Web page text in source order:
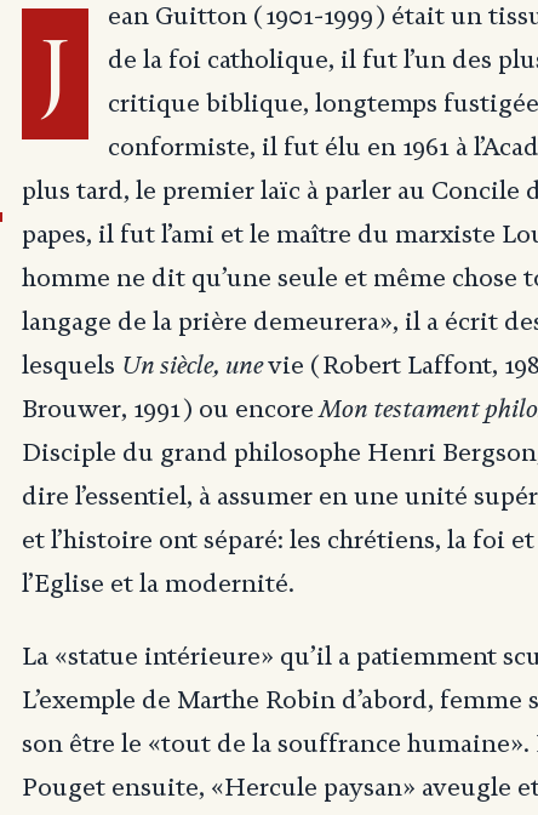
J
ean Guitton (1901-1999) était un
de la foi catholique, il fut l’un des
critique biblique, longtemps
conformiste, il fut élu en 1961 à
plus tard, le premier laïc à parler au Concile
papes, il fut l’ami et le maître du marxiste
homme ne dit qu’une seule et même chose
langage de la prière demeurera», il a écrit
lesquels Un siècle, unevie (Robert Laffont,
Brouwer, 1991) ou encoreMon testament
Disciple du grand philosophe Henri
dire l’essentiel, à assumer en une unité
et l’histoire ont séparé: les chrétiens, la foi
l’Eglise et la modernité.
La «statue intérieure» qu’il a patiemment
L’exemple de Marthe Robin d’abord,
son être le «tout de la souffrance
Pouget ensuite, «Hercule paysan» aveugle